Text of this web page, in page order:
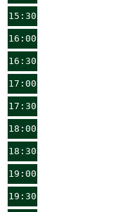
15:30
16:00
16:30
17:00
17:30
18:00
18:30
19:00
19:30